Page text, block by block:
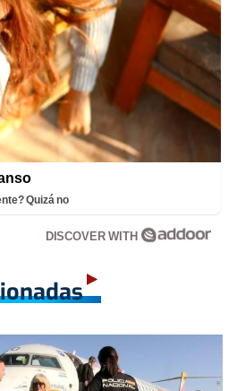
Quizá no
DISCOVER WITH